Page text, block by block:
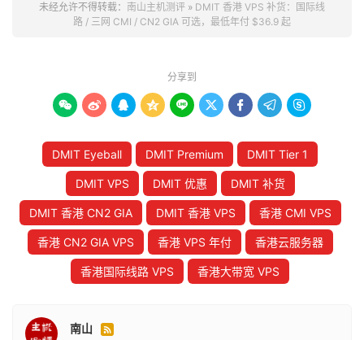
未经允许不得转载： 南山主机测评 » DMIT 香港 VPS 补货：国际线
路 / 三网 CMI / CN2 GIA 可选，最低年付 $36.9 起
分享到
        
DMIT Eyeball DMIT Premium DMIT Tier 1
DMIT VPS DMIT 优惠 DMIT 补货
DMIT 香港 CN2 GIA DMIT 香港 VPS 香港 CMI VPS
香港 CN2 GIA VPS 香港 VPS 年付 香港云服务器
香港国际线路 VPS 香港大带宽 VPS
南山 